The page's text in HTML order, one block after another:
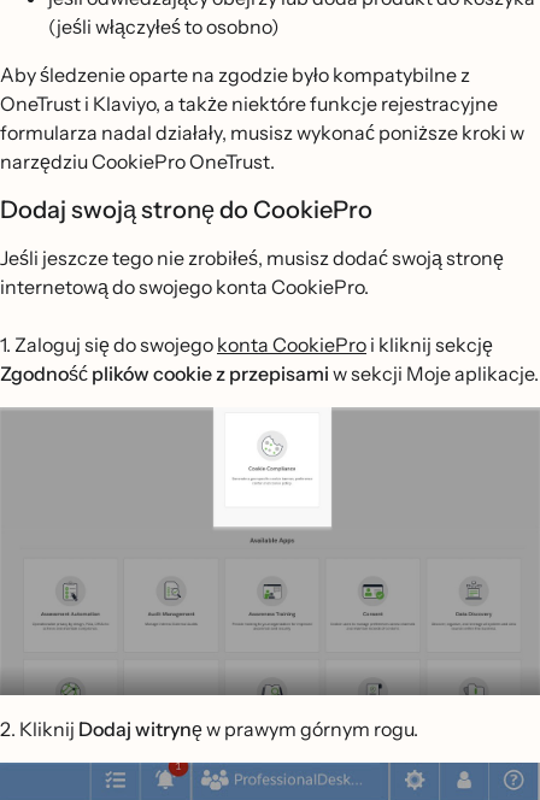
(jeśli włączyłeś to osobno)
Aby śledzenie oparte na zgodzie było kompatybilne z
OneTrust i Klaviyo, a także niektóre funkcje rejestracyjne
formularza nadal działały, musisz wykonać poniższe kroki w
narzędziu CookiePro OneTrust.
Dodaj swoją stronę do CookiePro
Jeśli jeszcze tego nie zrobiłeś, musisz dodać swoją stronę
internetową do swojego konta CookiePro.
1. Zaloguj się do swojego konta CookiePro i kliknij sekcję
Zgodność plików cookie z przepisami w sekcji Moje aplikacje.
2. Kliknij Dodaj witrynęw prawym górnym rogu.